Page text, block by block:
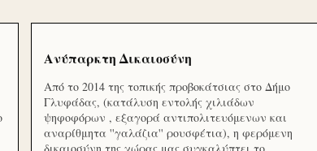
Ανύπαρκτη Δικαιοσύνη
Από το 2014 της τοπικής προβοκάτσιας στο Δήμο
Γλυφάδας, (κατάλυση εντολής χιλιάδων
ψηφοφόρων , εξαγορά αντιπολιτευόμενων και
αναρίθμητα ''γαλάζια'' ρουσφέτια), η φερόμενη